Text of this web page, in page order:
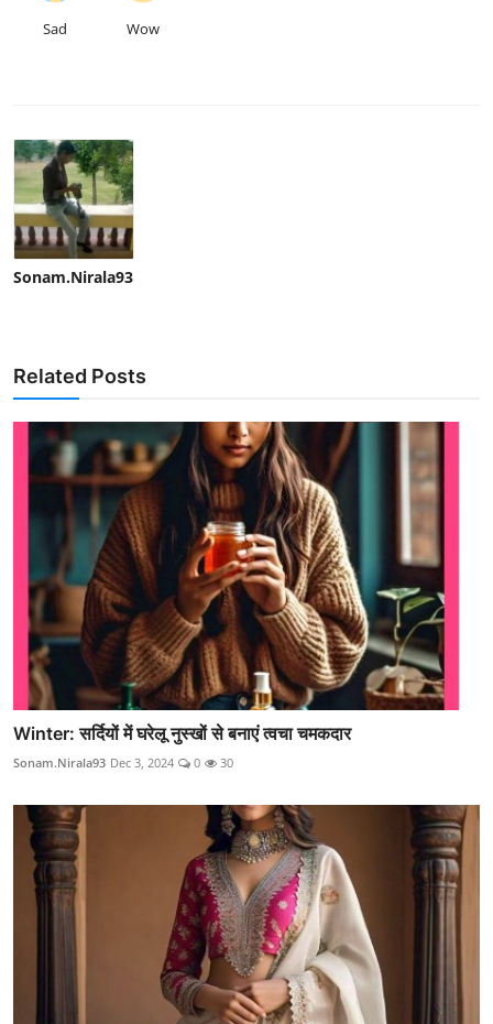
Sad Wow
Sonam.Nirala93
Related Posts
Winter: सर्दियों में घरेलू नुस्खों से बनाएं त्वचा चमकदार
Sonam.Nirala93 Dec 3, 2024 0 30